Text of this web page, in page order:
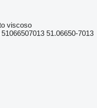
viscoso
51.06650-7013